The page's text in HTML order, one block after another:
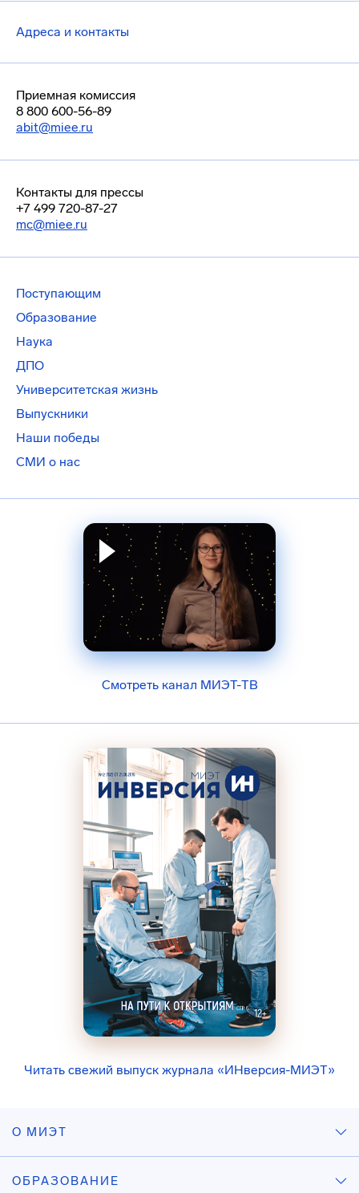
Адреса и контакты
Приемная комиссия
8 800 600-56-89
abit@miee.ru
Контакты для прессы
+7 499 720-87-27
mc@miee.ru
Поступающим
Образование
Наука
ДПО
Университетская жизнь
Выпускники
Наши победы
СМИ о нас
Смотреть канал МИЭТ-ТВ
Читать свежий выпуск журнала «ИНверсия-МИЭТ»
О МИЭТ
ОБРАЗОВАНИЕ